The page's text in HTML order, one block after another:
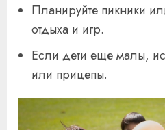
Планируйте пикники
отдыха и игр.
Если дети еще малы,
или прицепы.